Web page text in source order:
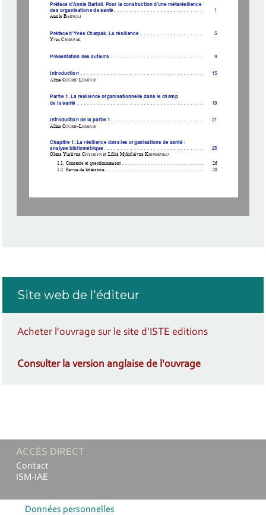
Préface d’Annie Bartoli. Pour la construction d’une métarésilience
des organisations de santé
1
Annie BARTOLI
Préface d’Yves Charpak. La résilience ...................   5
Yves CHARPAK
Présentation des auteurs ............................   9
Introduction .....................................   15
Aline COURIE-L EMEUR
Partie 1. La résilience organisationnelle dans le champ
de la santé ......................................   19
Introduction de la partie 1 ............................   21
Aline COURIE-L EMEUR
Chapitre 1. La résilience dans les organisations de santé :
analyse bibliométrique ..............................   25
Olena Yuriivna CHYGRYN et Liliia Mykolaivna KHOMENKO
1.1. Contexte et questionnement ..........................   26
1.2. Revue de littérature
...............................   28
Site web de l'éditeur
Acheter l'ouvrage sur le site d'ISTE editions
Consulter la version anglaise de l'ouvrage
ACCÈS DIRECT
Contact
ISM-IAE
Données personnelles